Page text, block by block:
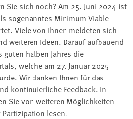
Sie sich noch? Am 25. Juni 2024 ist
sogenanntes Minimum Viable
Viele von Ihnen meldeten sich
weiteren Ideen. Darauf aufbauend
halben Jahres die
welche am 27. Januar 2025
Wir danken Ihnen für das
kontinuierliche Feedback. In
Sie von weiteren Möglichkeiten
lesen.